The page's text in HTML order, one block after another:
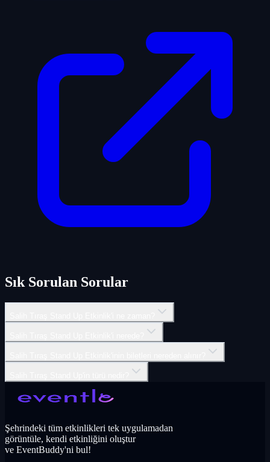
Sık Sorulan Sorular
Şehrindeki tüm etkinlikleri tek uygulamadan
görüntüle, kendi etkinliğini oluştur
ve EventBuddy'ni bul!